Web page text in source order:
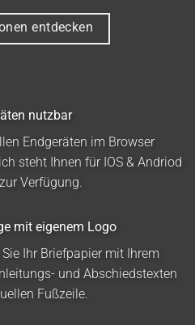
entdecken
nutzbar
Endgeräten im Browser
steht Ihnen für IOS & Andriod
Verfügung.
mit eigenem Logo
Ihr Briefpapier mit Ihrem
und Abschiedstexten
Fußzeile.